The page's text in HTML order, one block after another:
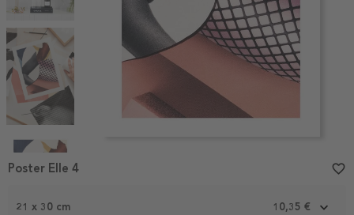
1
21 x 30 cm 10,35 €
Poster Elle 4 favorite_border